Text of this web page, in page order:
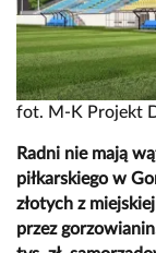
fot. M-K Projekt
Radni nie mają
piłkarskiego w
złotych z
przez